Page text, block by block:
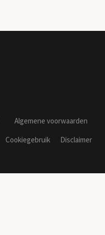
Algemene voorwaarden
Cookiegebruik
Disclaimer